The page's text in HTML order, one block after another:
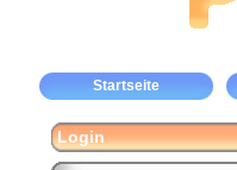
Startseite
Login